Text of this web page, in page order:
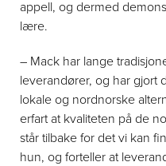
appell, og dermed
lære.
– Mack har lange
leverandører, og har gjort
lokale og nordnorske
erfart at kvaliteten på de
står tilbake for det vi kan
hun, og forteller at